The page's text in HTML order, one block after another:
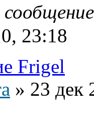
23:18
Frigel
» 23 дек